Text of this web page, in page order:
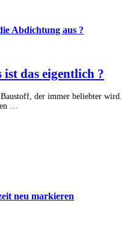
Abdichtung aus ?
das eigentlich ?
der immer beliebter wird.
…
neu markieren